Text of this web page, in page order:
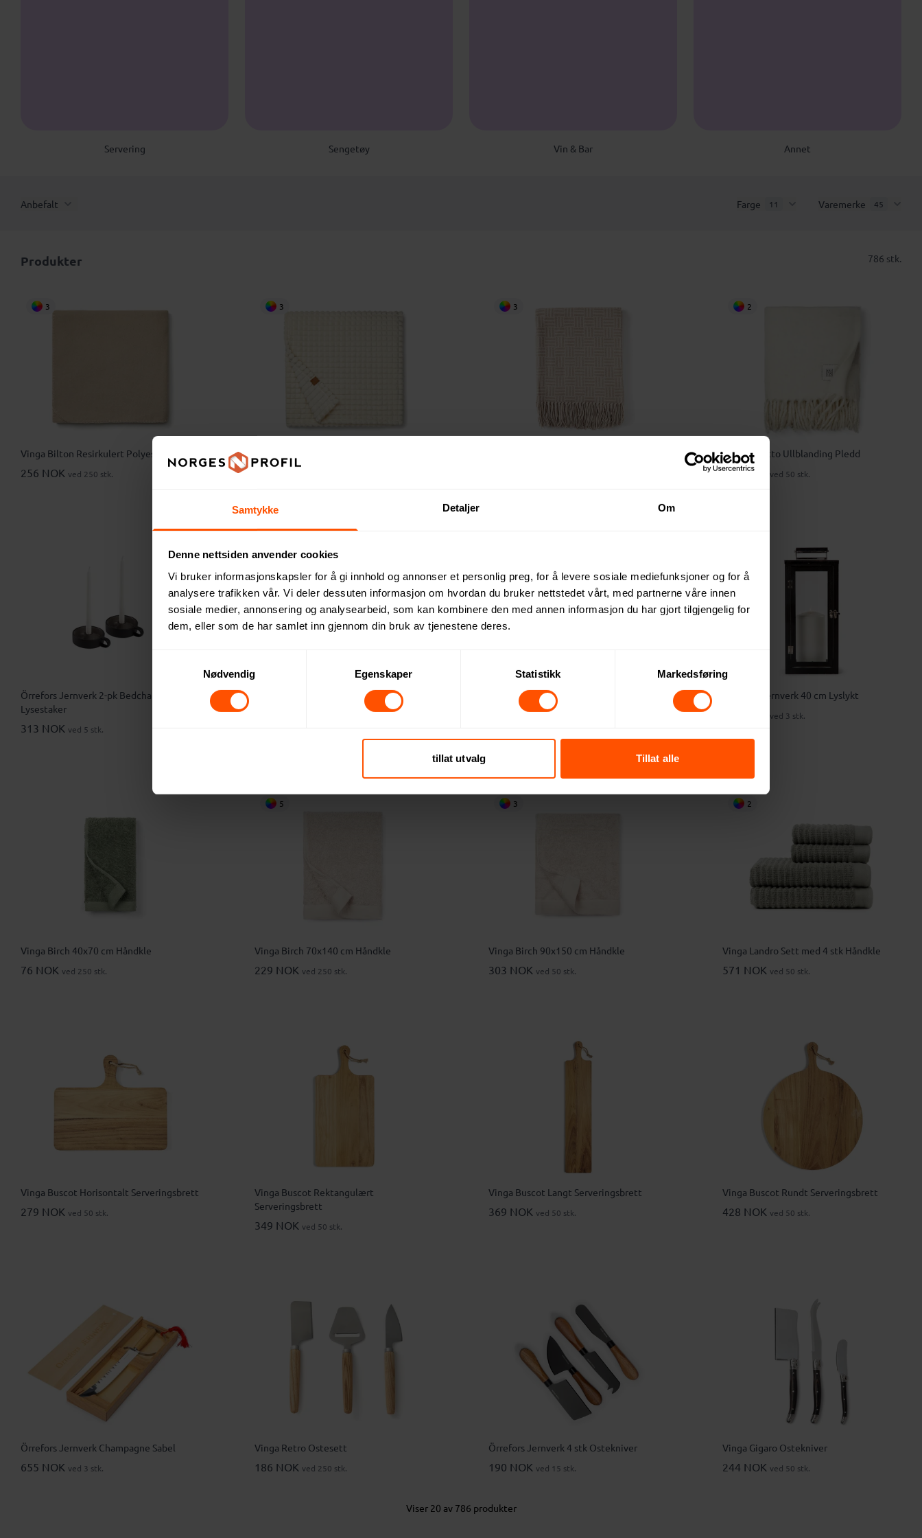
Samtykke Detaljer Om
Denne nettsiden anvender cookies
Vi bruker informasjonskapsler for å gi innhold og annonser et personlig preg, for å levere sosiale mediefunksjoner og for å
analysere trafikken vår. Vi deler dessuten informasjon om hvordan du bruker nettstedet vårt, med partnerne våre innen
sosiale medier, annonsering og analysearbeid, som kan kombinere den med annen informasjon du har gjort tilgjengelig for
dem, eller som de har samlet inn gjennom din bruk av tjenestene deres.
Nødvendig
Egenskaper Statistikk Markedsføring
tillat utvalg Tillat alle
Servering Sengetøy Vin & Bar Annet
Anbefalt Farge 11 Varemerke 45
Produkter 786 stk.
3
Vinga Bilton Resirkulert Polyester Pledd
256 NOK ved 250 stk.
3 3 2
Vinga Saletto Ullblanding Pledd
935 NOK ved 50 stk.
Örrefors Jernverk 2-pk Bedchamber
Lysestaker
313 NOK ved 5 stk.
Vinga Montreux Lanterne Örrefors Jernverk 41 cm Lyslykt i Stål
475 NOKved 5 stk.
Örrefors Jernverk 40 cm Lyslykt
ved 3 stk.
Vinga Birch 40x70 cm Håndkle
76 NOK ved 250 stk.
5
Vinga Birch 70x140 cm Håndkle
229 NOK ved 250 stk.
3
Vinga Birch 90x150 cm Håndkle
303 NOK ved 50 stk.
2
Vinga Landro Sett med 4 stk Håndkle
571 NOK ved 50 stk.
Vinga Buscot Horisontalt Serveringsbrett
279 NOK ved 50 stk.
Vinga Buscot Rektangulært
Serveringsbrett
349 NOK ved 50 stk.
Vinga Buscot Langt Serveringsbrett
369 NOK ved 50 stk.
Vinga Buscot Rundt Serveringsbrett
428 NOK ved 50 stk.
Örrefors Jernverk Champagne Sabel
655 NOK ved 3 stk.
Vinga Retro Ostesett
186 NOK ved 250 stk.
Örrefors Jernverk 4 stk Ostekniver
190 NOK ved 15 stk.
Vinga Gigaro Ostekniver
244 NOK ved 50 stk.
Viser 20 av 786 produkter